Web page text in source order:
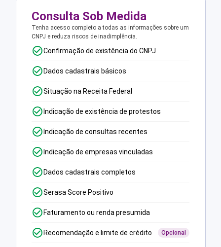
Consulta Sob Medida
Tenha acesso completo a todas as informações sobre um
CNPJ e reduza riscos de inadimplência.
Confirmação de existência do CNPJ
Dados cadastrais básicos
Situação na Receita Federal
Indicação de existência de protestos
Indicação de consultas recentes
Indicação de empresas vinculadas
Dados cadastrais completos
Serasa Score Positivo
Faturamento ou renda presumida
Recomendação e limite de crédito Opcional